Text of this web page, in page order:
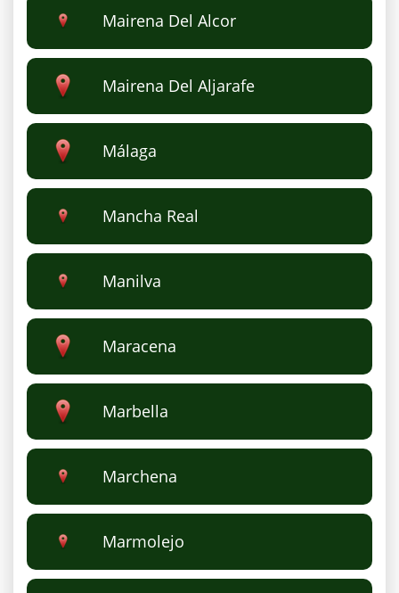
Mairena Del Alcor
Mairena Del Aljarafe
Málaga
Mancha Real
Manilva
Maracena
Marbella
Marchena
Marmolejo